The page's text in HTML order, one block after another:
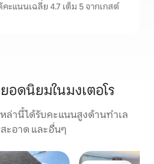
ะแนนเฉลี่ย 4.7 เต็ม 5 จากเกสต์
ดนิยมในมงเตอโร
ล่านี้ได้รับคะแนนสูงด้านทำเล
ะอาด และอื่นๆ